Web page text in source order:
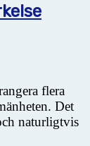
flera
Det
naturligtvis